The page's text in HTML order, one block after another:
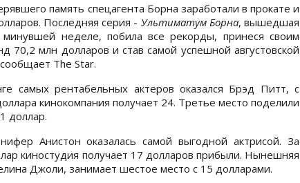
память спецагента Борна заработали в прокате и
Последняя серия - Ультиматум Борна, вышедшая
неделе, побила все рекорды, принеся своим
70,2 млн долларов и став самой успешной августовской
The Star.
самых рентабельных актеров оказался Брэд Питт, с
кинокомпания получает 24. Третье место поделили
доллар.
Анистон оказалась самой выгодной актрисой. За
киностудия получает 17 долларов прибыли. Нынешняя
Джоли, занимает шестое место с 15 долларами.